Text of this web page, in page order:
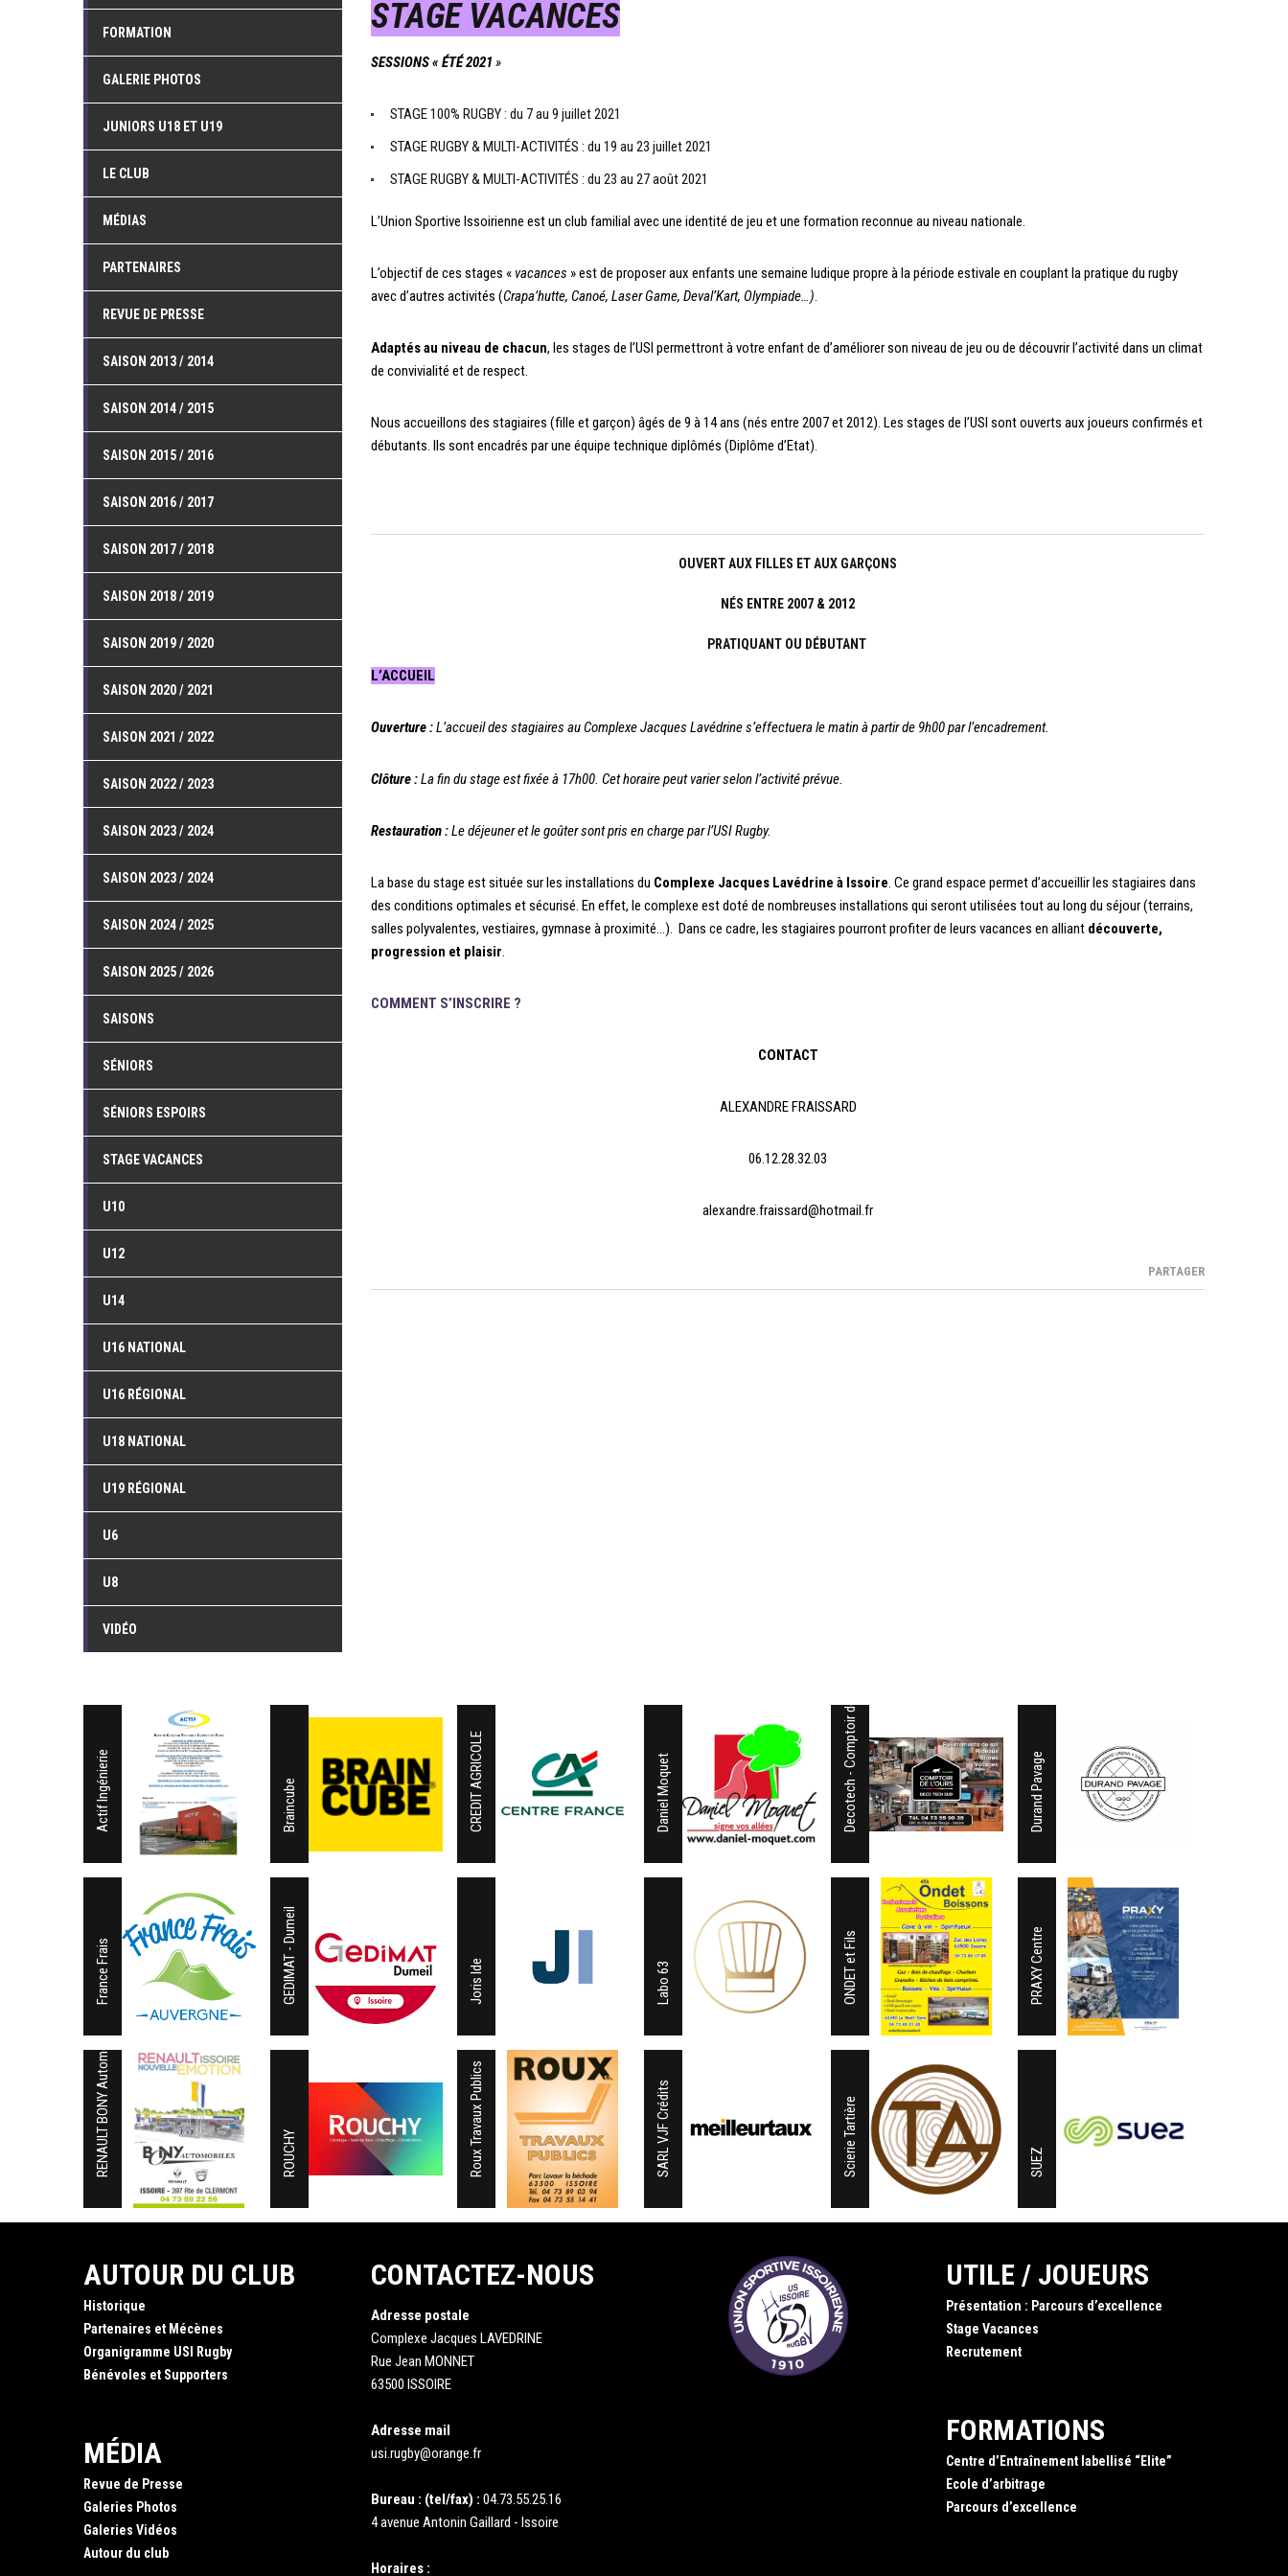
STAGE VACANCES
SESSIONS « ÉTÉ 2021 »
STAGE 100% RUGBY : du 7 au 9 juillet 2021
STAGE RUGBY & MULTI-ACTIVITÉS : du 19 au 23 juillet 2021
STAGE RUGBY & MULTI-ACTIVITÉS : du 23 au 27 août 2021
L’Union Sportive Issoirienne est un club familial avec une identité de jeu et une formation reconnue au niveau nationale.
L’objectif de ces stages « vacances » est de proposer aux enfants une semaine ludique propre à la période estivale en couplant la pratique du rugby
avec d’autres activités (Crapa’hutte, Canoé, Laser Game, Deval’Kart, Olympiade…).
Adaptés au niveau de chacun, les stages de l’USI permettront à votre enfant de d’améliorer son niveau de jeu ou de découvrir l’activité dans un climat
de convivialité et de respect.
Nous accueillons des stagiaires (fille et garçon) âgés de 9 à 14 ans (nés entre 2007 et 2012). Les stages de l’USI sont ouverts aux joueurs confirmés et
débutants. Ils sont encadrés par une équipe technique diplômés (Diplôme d’Etat).
OUVERT AUX FILLES ET AUX GARÇONS
NÉS ENTRE 2007 & 2012
PRATIQUANT OU DÉBUTANT
L’ACCUEIL
Ouverture :L’accueil des stagiaires au Complexe Jacques Lavédrines’effectuera le matin à partir de 9h00 par l’encadrement.
Clôture :La fin du stage est fixée à 17h00. Cet horaire peut varier selon l’activité prévue.
Restauration :Le déjeuner et le goûter sont pris en charge par l’USI Rugby.
La base du stage est située sur les installations du Complexe Jacques Lavédrine à Issoire. Ce grand espace permet d’accueillir les stagiaires dans
des conditions optimales et sécurisé. En effet, le complexe est doté de nombreuses installations qui seront utilisées tout au long du séjour (terrains,
salles polyvalentes, vestiaires, gymnase à proximité…). Dans ce cadre, les stagiaires pourront profiter de leurs vacances en alliant découverte,
progression et plaisir.
COMMENT S’INSCRIRE ?
CONTACT
ALEXANDRE FRAISSARD
06.12.28.32.03
alexandre.fraissard@hotmail.fr
PARTAGER
FORMATION
GALERIE PHOTOS
JUNIORS U18 ET U19
LE CLUB
MÉDIAS
PARTENAIRES
REVUE DE PRESSE
SAISON 2013 / 2014
SAISON 2014 / 2015
SAISON 2015 / 2016
SAISON 2016 / 2017
SAISON 2017 / 2018
SAISON 2018 / 2019
SAISON 2019 / 2020
SAISON 2020 / 2021
SAISON 2021 / 2022
SAISON 2022 / 2023
SAISON 2023 / 2024
SAISON 2023 / 2024
SAISON 2024 / 2025
SAISON 2025 / 2026
SAISONS
SÉNIORS
SÉNIORS ESPOIRS
STAGE VACANCES
U10
U12
U14
U16 NATIONAL
U16 RÉGIONAL
U18 NATIONAL
U19 RÉGIONAL
U6
U8
VIDÉO
Actif Ingénierie Braincube CREDIT AGRICOLE Daniel Moquet Decotech - Comptoir de l'Ours Durand Pavage
France Frais GEDIMAT - Dumeil Joris Ide Labo 63 ONDET et Fils PRAXY Centre
RENAULT BONY Automobiles Issoire ROUCHY Roux Travaux Publics SARL VJF Crédits Scierie Tartière SUEZ
AUTOUR DU CLUB
Historique
Partenaires et Mécènes
Organigramme USI Rugby
Bénévoles et Supporters
MÉDIA
Revue de Presse
Galeries Photos
Galeries Vidéos
Autour du club
CONTACTEZ-NOUS
Adresse postale
Complexe Jacques LAVEDRINE
Rue Jean MONNET
63500 ISSOIRE
Adresse mail
usi.rugby@orange.fr
Bureau : (tel/fax) : 04.73.55.25.16
4 avenue Antonin Gaillard - Issoire
Horaires :
UTILE / JOUEURS
Présentation : Parcours d’excellence
Stage Vacances
Recrutement
FORMATIONS
Centre d’Entraînement labellisé “Elite”
Ecole d’arbitrage
Parcours d’excellence